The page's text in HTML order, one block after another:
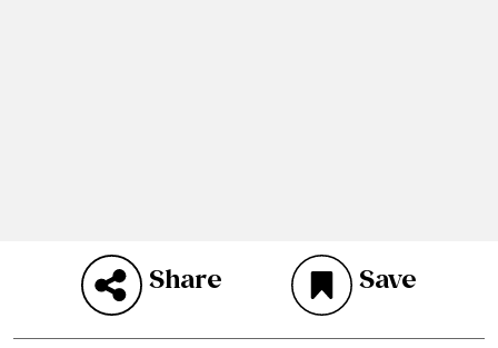
Share Save